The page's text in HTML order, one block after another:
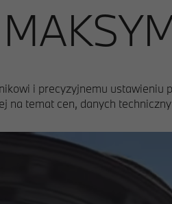
i precyzyjnemu ustawieniu
na temat cen, danych